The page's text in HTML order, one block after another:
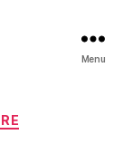
Menu